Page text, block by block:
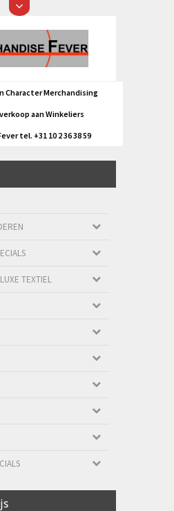
Character Merchandising
aan Winkeliers
tel. +31 10 2 36 38 59
TEXTIEL